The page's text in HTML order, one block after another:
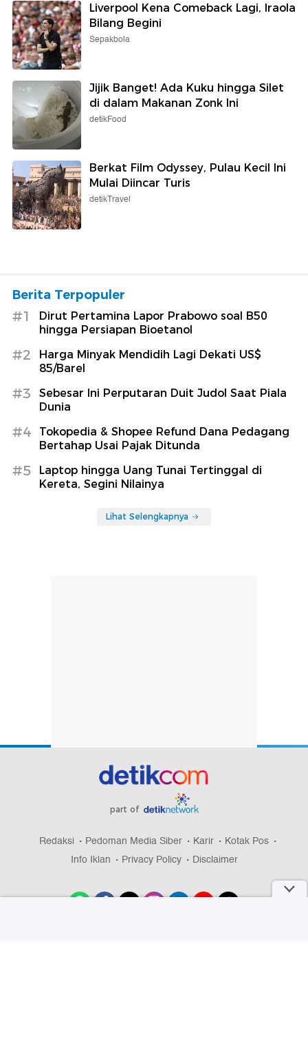
Liverpool Kena Comeback Lagi, Iraola
Bilang Begini
Sepakbola
Jijik Banget! Ada Kuku hingga Silet
di dalam Makanan Zonk Ini
detikFood
Berkat Film Odyssey, Pulau Kecil Ini
Mulai Diincar Turis
detikTravel
Berita Terpopuler
#1
Dirut Pertamina Lapor Prabowo soal B50
hingga Persiapan Bioetanol
#2
Harga Minyak Mendidih Lagi Dekati US$
85/Barel
#3
Sebesar Ini Perputaran Duit Judol Saat Piala
Dunia
#4
Tokopedia & Shopee Refund Dana Pedagang
Bertahap Usai Pajak Ditunda
#5
Laptop hingga Uang Tunai Tertinggal di
Kereta, Segini Nilainya
Lihat Selengkapnya
part of
Redaksi Pedoman Media Siber Karir
Kotak Pos
Info Iklan
Privacy Policy Disclaimer